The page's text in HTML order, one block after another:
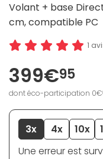
Volant + base
cm, compatible PC
1
399€95
dont éco-participation 0€
3x 4x 10x
Une erreur est